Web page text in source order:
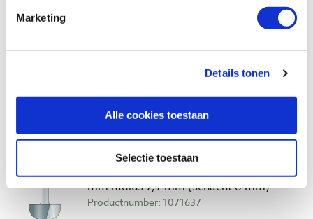
Marketing
Details tonen
Alle cookies toestaan
Selectie toestaan
Hm 83-8 holprofielfrees Ø 22,2 x 14,3
mm radius 6,3 mm (schacht 8 mm)
Hm 84-8 holprofielfrees Ø 25,4 x 14,3
mm radius 7,9 mm (schacht 8 mm)
Productnumber: 1071637